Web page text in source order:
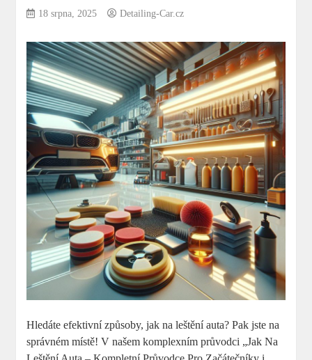
18 srpna, 2025 Detailing-Car.cz
Hledáte efektivní způsoby, jak na leštění auta? Pak jste na
správném místě! V našem komplexním průvodci „Jak Na